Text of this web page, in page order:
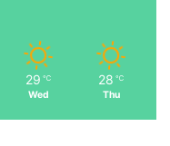
29 ℃
Wed
28 ℃
Thu